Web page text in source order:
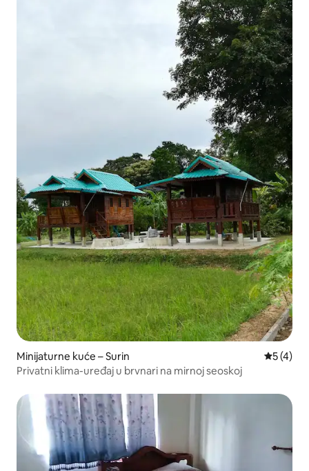
Minijaturne kuće – Surin
5 (4)
Privatni klima-uređaj u brvnari na mirnoj seoskoj